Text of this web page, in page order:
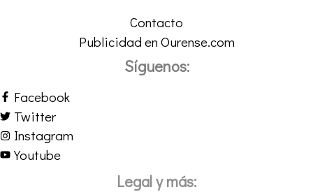
Contacto
Publicidad en Ourense.com
Síguenos:
Facebook
Twitter
Instagram
Youtube
Legal y más: